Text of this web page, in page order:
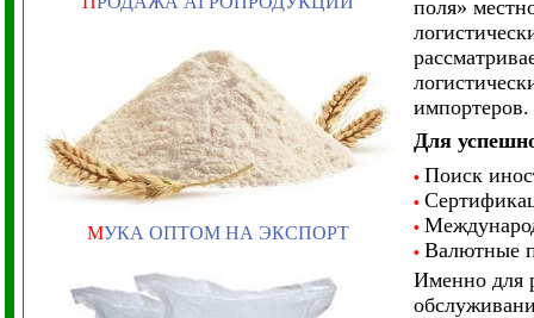
МУКА ОПТОМ НА ЭКСПОРТ
поля»
импортеров.
Для
• Поиск
•
•
• Валютные
Именно для